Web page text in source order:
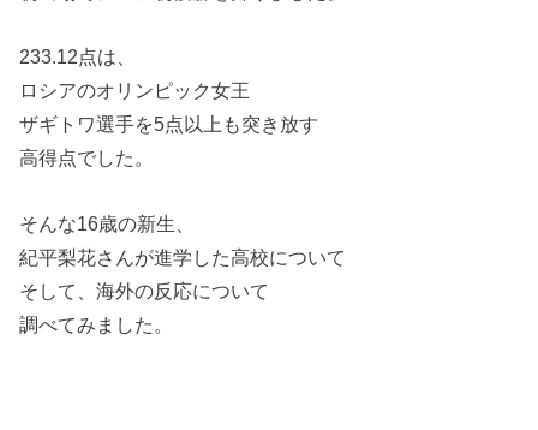
233.12点は、
ロシアのオリンピック女王
ザギトワ選手を5点以上も突き放す
高得点でした。
そんな16歳の新生、
紀平梨花さんが進学した高校について
そして、海外の反応について
調べてみました。